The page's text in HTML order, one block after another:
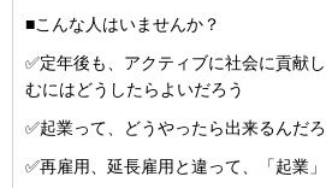
■こんな人はいませんか？
✅定年後も、アクティブに社会に貢献
むにはどうしたらよいだろう
✅起業って、どうやったら出来るんだろ
✅再雇用、延長雇用と違って、「起業